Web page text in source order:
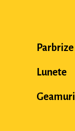
Parbrize
Lunete
Geamuri